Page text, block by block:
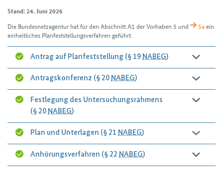
Stand: 24. Juni 2026
Die Bundes­netz­agentur hat für den Abschnitt A1 der Vorhaben 5 und 5a ein
einheitliches Plan­feststellungs­verfahren geführt.
Antrag auf Planfeststellung (§ 19 NABEG)
Antragskonferenz (§ 20NABEG)
Festlegung des Untersuchungsrahmens
(§ 20 NABEG)
Plan und Unterlagen (§ 21NABEG)
Anhörungsverfahren (§ 22 NABEG)